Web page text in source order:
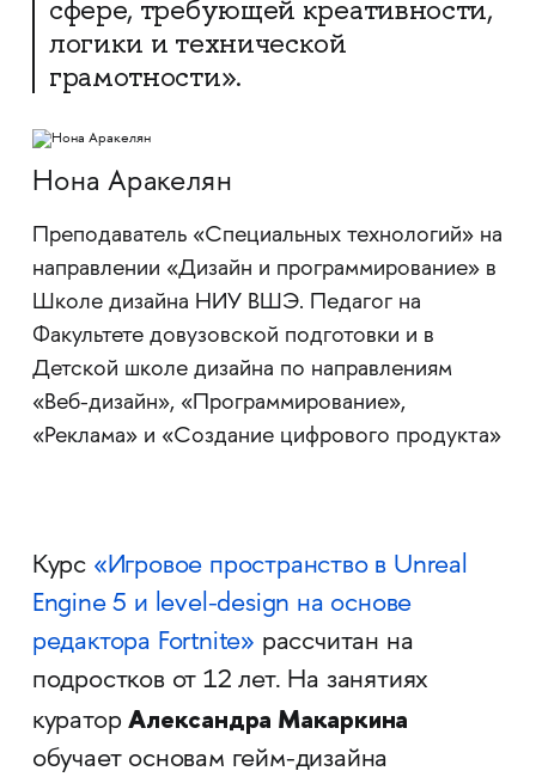
сфере, требующей креативности,
логики и технической
грамотности».
Нона Аракелян
Преподаватель «Специальных технологий» на
направлении «Дизайн и программирование» в
Школе дизайна НИУ ВШЭ. Педагог на
Факультете довузовской подготовки и в
Детской школе дизайна по направлениям
«Веб-дизайн», «Программирование»,
«Реклама» и «Создание цифрового продукта»
Курс «Игровое пространство в Unreal
Engine 5 и level-design на основе
редактора Fortnite» рассчитан на
подростков от 12 лет. На занятиях
кураторАлександра Макаркина
обучает основам гейм-дизайна